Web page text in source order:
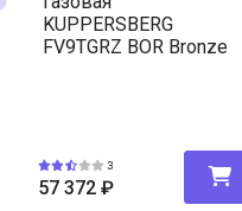
KUPPERSBERG
FV9TGRZ BOR Bronze
3
57 372 ₽